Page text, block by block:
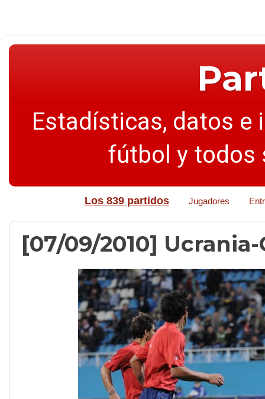
Estadísticas, datos e
fútbol y todos
Los 839 partidos Jugadores
[07/09/2010] Ucrania-